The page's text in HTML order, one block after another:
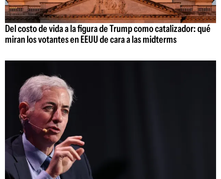
Del costo de vida a la figura de Trump como catalizador: qué
miran los votantes en EEUU de cara a las midterms